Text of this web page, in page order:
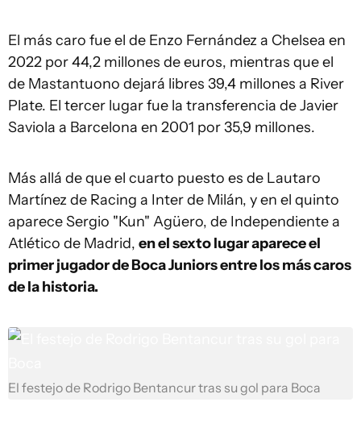
El más caro fue el de Enzo Fernández a Chelsea en
2022 por 44,2 millones de euros, mientras que el
de Mastantuono dejará libres 39,4 millones a River
Plate. El tercer lugar fue la transferencia de Javier
Saviola a Barcelona en 2001 por 35,9 millones.
Más allá de que el cuarto puesto es de Lautaro
Martínez de Racing a Inter de Milán, y en el quinto
aparece Sergio "Kun" Agüero, de Independiente a
Atlético de Madrid, en el sexto lugar aparece el
primer jugador de Boca Juniors entre los más caros
de la historia.
El festejo de Rodrigo Bentancur tras su gol para Boca